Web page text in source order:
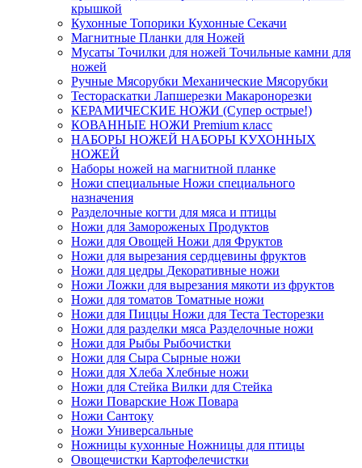
крышкой
Кухонные Топорики Кухонные Секачи
Магнитные Планки для Ножей
Мусаты Точилки для ножей Точильные камни для
ножей
Ручные Мясорубки Механические Мясорубки
Тестораскатки Лапшерезки Макаронорезки
КЕРАМИЧЕСКИЕ НОЖИ (Супер острые!)
КОВАННЫЕ НОЖИ Premium класс
НАБОРЫ НОЖЕЙ НАБОРЫ КУХОННЫХ
НОЖЕЙ
Наборы ножей на магнитной планке
Ножи специальные Ножи специального
назначения
Разделочные когти для мяса и птицы
Ножи для Замороженых Продуктов
Ножи для Овощей Ножи для Фруктов
Ножи для вырезания сердцевины фруктов
Ножи для цедры Декоративные ножи
Ножи Ложки для вырезания мякоти из фруктов
Ножи для томатов Томатные ножи
Ножи для Пиццы Ножи для Теста Тесторезки
Ножи для разделки мяса Разделочные ножи
Ножи для Рыбы Рыбочистки
Ножи для Сыра Сырные ножи
Ножи для Хлеба Хлебные ножи
Ножи для Cтейка Вилки для Cтейка
Ножи Поварские Нож Повара
Ножи Сантоку
Ножи Универсальные
Ножницы кухонные Ножницы для птицы
Овощечистки Картофелечистки